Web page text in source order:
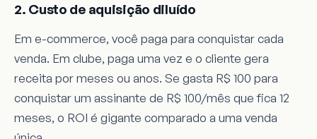
2. Custo de aquisição diluído
Em e-commerce, você paga para conquistar cada
venda. Em clube, paga uma vez e o cliente gera
receita por meses ou anos. Se gasta R$ 100 para
conquistar um assinante de R$ 100/mês que fica 12
meses, o ROI é gigante comparado a uma venda